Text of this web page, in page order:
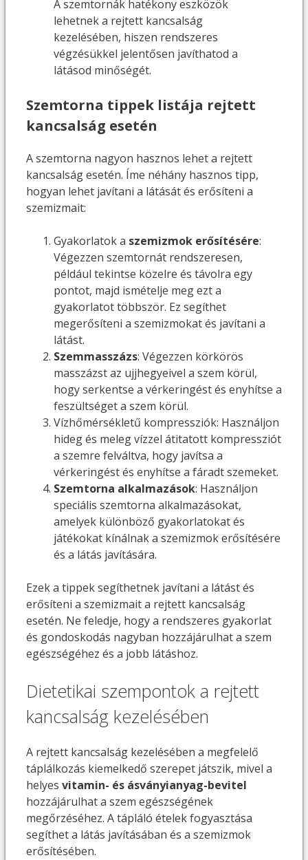
A szemtornák hatékony eszközök
lehetnek a rejtett kancsalság
kezelésében, hiszen rendszeres
végzésükkel jelentősen javíthatod a
látásod minőségét.
Szemtorna tippek listája rejtett
kancsalság esetén
A szemtorna nagyon hasznos lehet a rejtett
kancsalság esetén. Íme néhány hasznos tipp,
hogyan lehet javítani a látását és erősíteni a
szemizmait:
Gyakorlatok a szemizmok erősítésére:
Végezzen szemtornát rendszeresen,
például tekintse közelre és távolra egy
pontot, majd ismételje meg ezt a
gyakorlatot többször. Ez segíthet
megerősíteni a szemizmokat és javítani a
látást.
Szemmasszázs: Végezzen körkörös
masszázst az ujjhegyeivel a szem körül,
hogy serkentse a vérkeringést és enyhítse a
feszültséget a szem körül.
Vízhőmérsékletű kompressziók: Használjon
hideg és meleg vízzel átitatott kompressziót
a szemre felváltva, hogy javítsa a
vérkeringést és enyhítse a fáradt szemeket.
Szemtorna alkalmazások: Használjon
speciális szemtorna alkalmazásokat,
amelyek különböző gyakorlatokat és
játékokat kínálnak a szemizmok erősítésére
és a látás javítására.
Ezek a tippek segíthetnek javítani a látást és
erősíteni a szemizmait a rejtett kancsalság
esetén. Ne feledje, hogy a rendszeres gyakorlat
és gondoskodás nagyban hozzájárulhat a szem
egészségéhez és a jobb látáshoz.
Dietetikai szempontok a rejtett
kancsalság kezelésében
A rejtett kancsalság kezelésében a megfelelő
táplálkozás kiemelkedő szerepet játszik, mivel a
helyes vitamin- és ásványianyag-bevitel
hozzájárulhat a szem egészségének
megőrzéséhez. A tápláló ételek fogyasztása
segíthet a látás javításában és a szemizmok
erősítésében.